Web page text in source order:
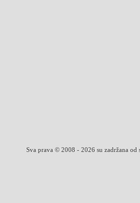
Sva prava © 2008 - 2026 su zadržana od